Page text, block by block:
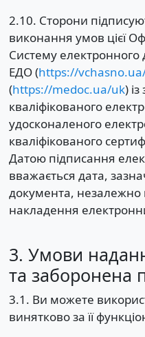
2.10. Сторони
виконання умов цієї
Систему електронного
ЕДО (https://
(https://medoc.ua/uk)
кваліфікованого
удосконаленого
кваліфікованого
Датою підписання
вважається дата,
документа, незалежно
накладення
3. Умови
та заборонена
3.1. Ви можете
винятково за її